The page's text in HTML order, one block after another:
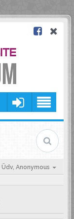
Üdv, Anonymous